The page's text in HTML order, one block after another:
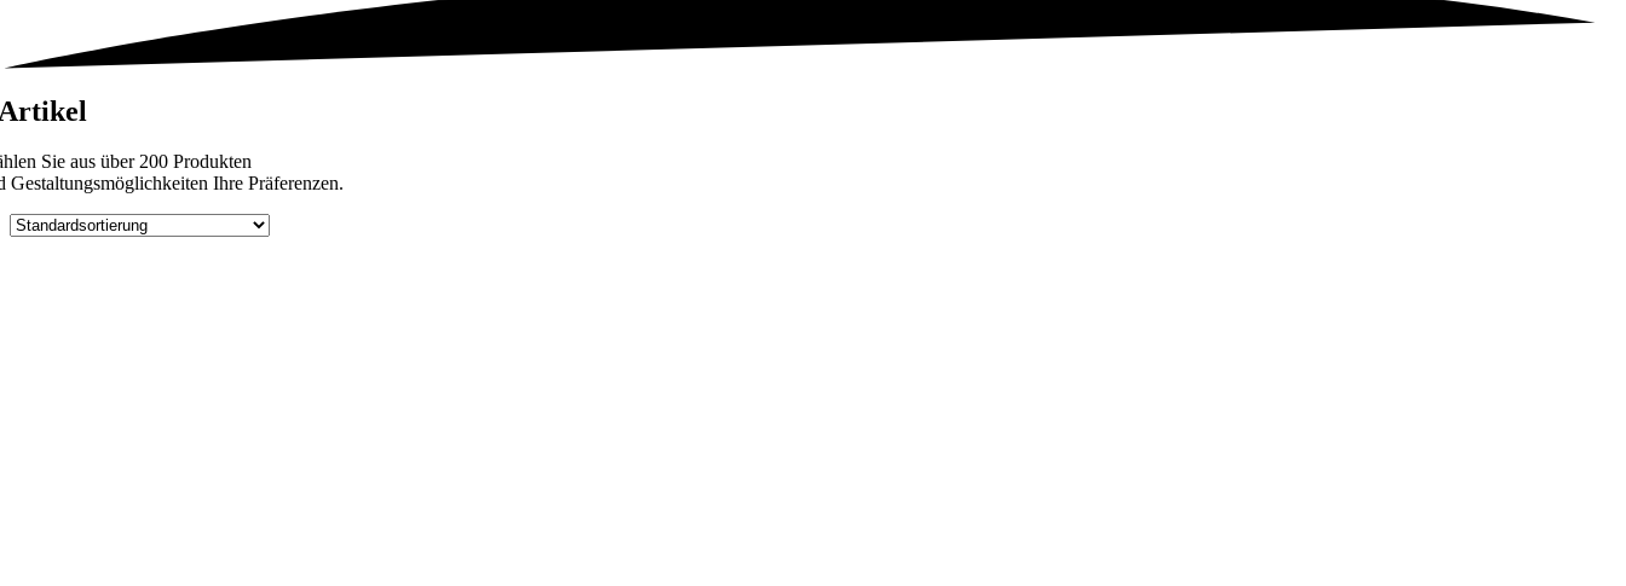
Sie aus über 200 Produkten
Gestaltungsmöglichkeiten Ihre Präferenzen.